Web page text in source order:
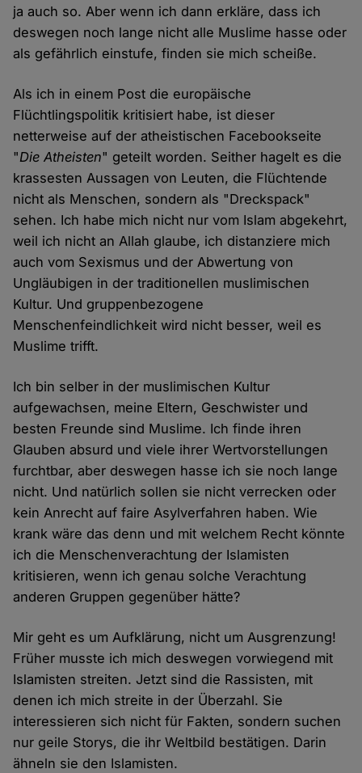
ja auch so. Aber wenn ich dann erkläre, dass ich
deswegen noch lange nicht alle Muslime hasse oder
als gefährlich einstufe, finden sie mich scheiße.
Als ich in einem Post die europäische
Flüchtlingspolitik kritisiert habe, ist dieser
netterweise auf der atheistischen Facebookseite
"Die Atheisten" geteilt worden. Seither hagelt es die
krassesten Aussagen von Leuten, die Flüchtende
nicht als Menschen, sondern als "Dreckspack"
sehen. Ich habe mich nicht nur vom Islam abgekehrt,
weil ich nicht an Allah glaube, ich distanziere mich
auch vom Sexismus und der Abwertung von
Ungläubigen in der traditionellen muslimischen
Kultur. Und gruppenbezogene
Menschenfeindlichkeit wird nicht besser, weil es
Muslime trifft.
Ich bin selber in der muslimischen Kultur
aufgewachsen, meine Eltern, Geschwister und
besten Freunde sind Muslime. Ich finde ihren
Glauben absurd und viele ihrer Wertvorstellungen
furchtbar, aber deswegen hasse ich sie noch lange
nicht. Und natürlich sollen sie nicht verrecken oder
kein Anrecht auf faire Asylverfahren haben. Wie
krank wäre das denn und mit welchem Recht könnte
ich die Menschenverachtung der Islamisten
kritisieren, wenn ich genau solche Verachtung
anderen Gruppen gegenüber hätte?
Mir geht es um Aufklärung, nicht um Ausgrenzung!
Früher musste ich mich deswegen vorwiegend mit
Islamisten streiten. Jetzt sind die Rassisten, mit
denen ich mich streite in der Überzahl. Sie
interessieren sich nicht für Fakten, sondern suchen
nur geile Storys, die ihr Weltbild bestätigen. Darin
ähneln sie den Islamisten.